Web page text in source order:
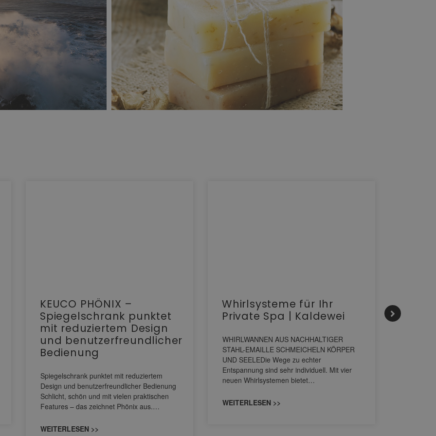
KEUCO PHÖNIX –
Spiegelschrank punktet
mit reduziertem Design
und benutzerfreundlicher
Bedienung
Spiegelschrank punktet mit reduziertem
Design und benutzerfreundlicher Bedienung
Schlicht, schön und mit vielen praktischen
Features – das zeichnet Phönix aus.…
WEITERLESEN >>
Whirlsysteme für Ihr
Private Spa | Kaldewei
WHIRLWANNEN AUS NACHHALTIGER
STAHL-EMAILLE SCHMEICHELN KÖRPER
UND SEELEDie Wege zu echter
Entspannung sind sehr individuell. Mit vier
neuen Whirlsystemen bietet…
WEITERLESEN >>